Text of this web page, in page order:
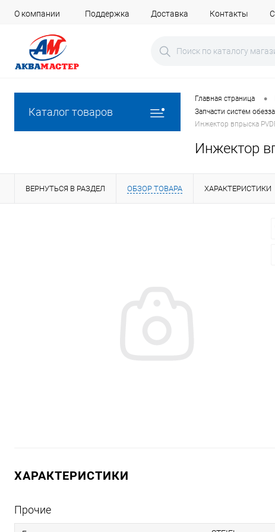
О компании Поддержка Доставка Контакты
Каталог товаров
Главная страница •
Запчасти систем
Инжектор впрыска
Инжектор
ВЕРНУТЬСЯ В РАЗДЕЛ ОБЗОР ТОВАРА ХАРАКТЕРИСТИКИ
ХАРАКТЕРИСТИКИ
Прочие